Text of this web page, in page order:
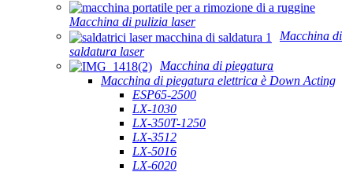
Macchina di pulizia laser
Macchina di
saldatura laser
Macchina di piegatura
Macchina di piegatura elettrica è Down Acting
ESP65-2500
LX-1030
LX-350T-1250
LX-3512
LX-5016
LX-6020